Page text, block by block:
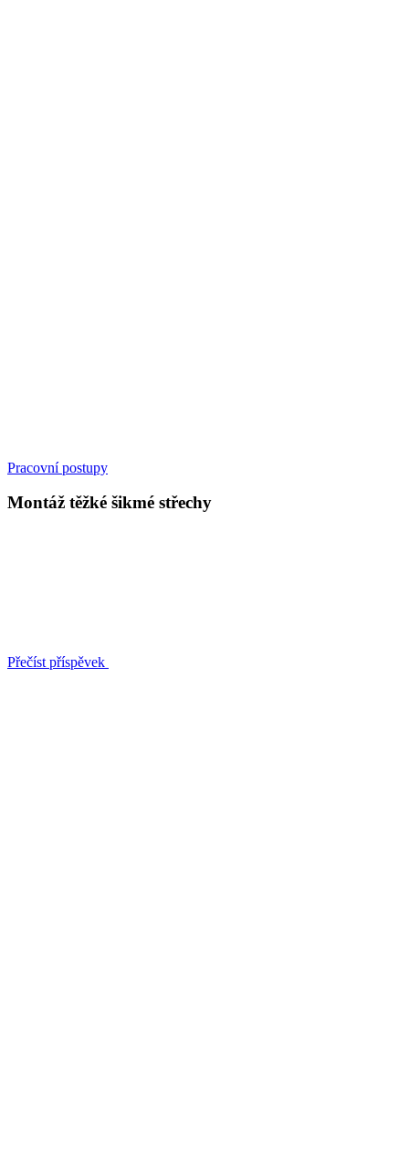
Pracovní postupy
Montáž těžké šikmé střechy
Přečíst příspěvek